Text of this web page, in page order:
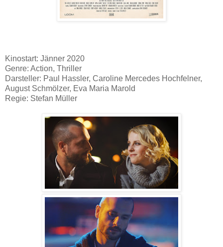
Kinostart: Jänner 2020
Genre: Action, Thriller
Darsteller: Paul Hassler, Caroline Mercedes Hochfelner,
August Schmölzer, Eva Maria Marold
Regie: Stefan Müller